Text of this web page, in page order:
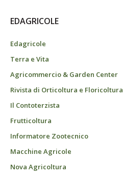
EDAGRICOLE
Edagricole
Terra e Vita
Agricommercio & Garden Center
Rivista di Orticoltura e Floricoltura
Il Contoterzista
Frutticoltura
Informatore Zootecnico
Macchine Agricole
Nova Agricoltura